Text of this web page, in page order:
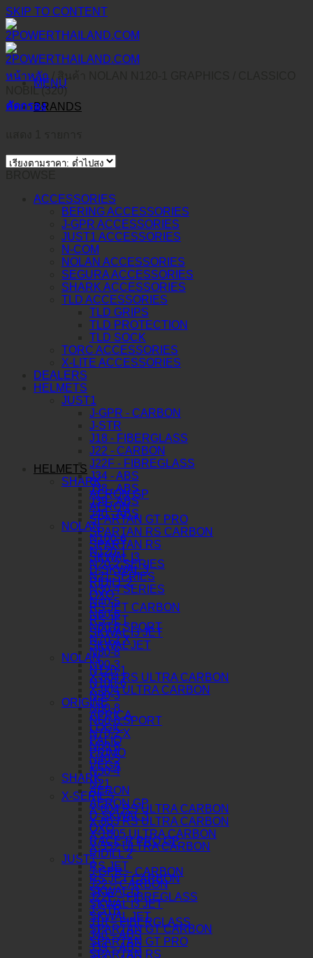
SKIP TO CONTENT
MENU
BRANDS
HELMETS
SHARK
AERON GP
AERON
SPARTAN GT PRO
SPARTAN RS CARBON
SPARTAN RS
SKWAL I3
D-SKWAL 3
RIDILL 2
OXO
RS JET CARBON
RS JET
SKWAL I3 JET
SKWAL JET
NOLAN
N120-1
N100-6
N90-3
N80-8
N60-6 SPORT
N70-2 X
N60-6
N40-5
N30-4
N21
X-SERIES
X-804 RS ULTRA CARBON
X-803 RS ULTRA CARBON
X-1005 ULTRA CARBON
X-552 ULTRA CARBON
JUST1
J-GPR – CARBON
J22 – CARBON
J22F – FIBREGLASS
J-STR
J18 – FIBERGLASS
J40 – ABS
J39 – ABS
หน้าหลัก / สินค้า NOLAN N120-1 GRAPHICS
NOBIL (320)
คัดกรอง
ACCESSORIES
BERING ACCESSORIES
J-GPR ACCESSORIES
JUST1 ACCESSORIES
N-COM
NOLAN ACCESSORIES
SEGURA ACCESSORIES
SHARK ACCESSORIES
TLD ACCESSORIES
TLD GRIPS
TLD PROTECTION
TLD SOCK
TORC ACCESSORIES
X-LITE ACCESSORIES
DEALERS
HELMETS
JUST1
J-GPR - CARBON
J-STR
J18 - FIBERGLASS
J22 - CARBON
J22F - FIBREGLASS
J34 - ABS
J38 - ABS
J39 - ABS
J40 - ABS
NOLAN
N100-6
N120-1
N20-2 SERIES
N21 SERIES
N30-4 SERIES
N40-5
N60-6
N60-6 SPORT
N70-2 X
N80-8
N90-3
X-804 RS ULTRA CARBON
X-904 ULTRA CARBON
ORIGINE
APRICA
LOGIC
PALIO
PRIMO
VEGA
SHARK
AERON
AERON GP
D-SKWAL 3
OXO
RACE-R PRO GP
RIDILL 2
RS JET
RS JET CARBON
SKWAL I3
SKWAL I3 JET
SKWAL JET
SPARTAN GT CARBON
SPARTAN GT PRO
SPARTAN RS